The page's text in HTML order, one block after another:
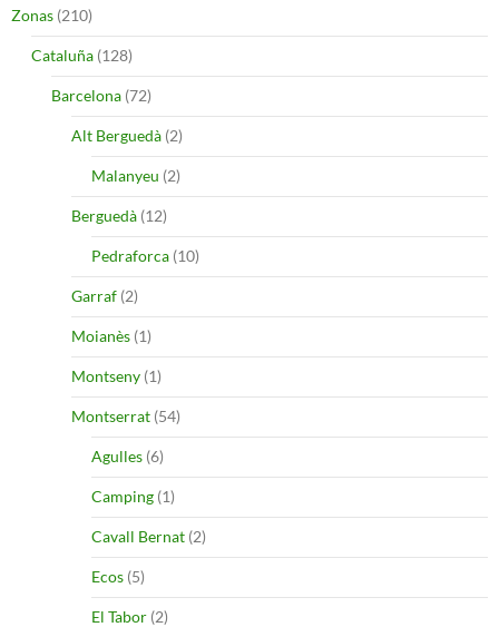
Zonas (210)
Cataluña (128)
Barcelona (72)
Alt Berguedà (2)
Malanyeu (2)
Berguedà (12)
Pedraforca (10)
Garraf (2)
Moianès (1)
Montseny (1)
Montserrat (54)
Agulles (6)
Camping (1)
Cavall Bernat (2)
Ecos (5)
El Tabor (2)